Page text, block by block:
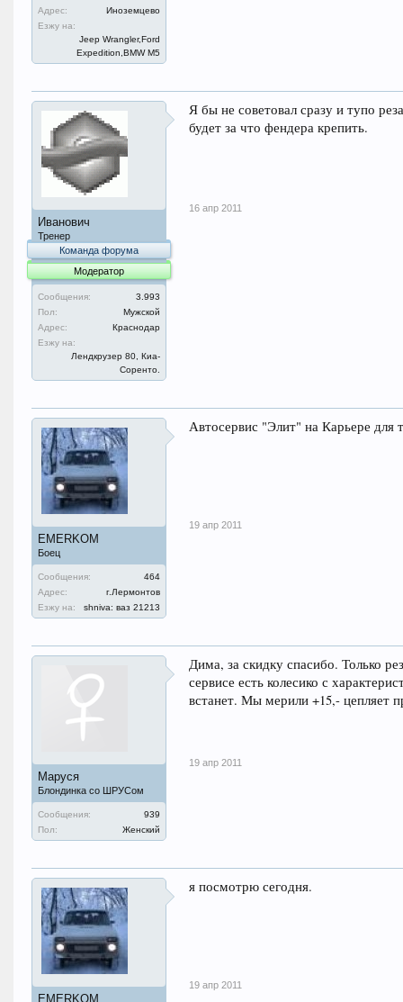
Адрес:
Иноземцево
Езжу на:
Jeep Wrangler,Ford
Expedition,BMW M5
Иванович
Тренер
Команда форума
Модератор
Сообщения:
3.993
Пол:
Мужской
Адрес:
Краснодар
Езжу на:
Лендкрузер 80, Киа-
Соренто.
Я бы не советовал сразу и тупо
будет за что фендера крепить.
16 апр 2011
EMERKOM
Боец
Сообщения:
464
Адрес:
г.Лермонтов
Езжу на:
shniva: ваз 21213
Автосервис "Элит" на Карьере для
19 апр 2011
Маруся
Блондинка со ШРУСом
Сообщения:
939
Пол:
Женский
Дима, за скидку спасибо. Только
сервисе есть колесико с
встанет. Мы мерили +15,- цепляет
19 апр 2011
EMERKOM
я посмотрю сегодня.
19 апр 2011